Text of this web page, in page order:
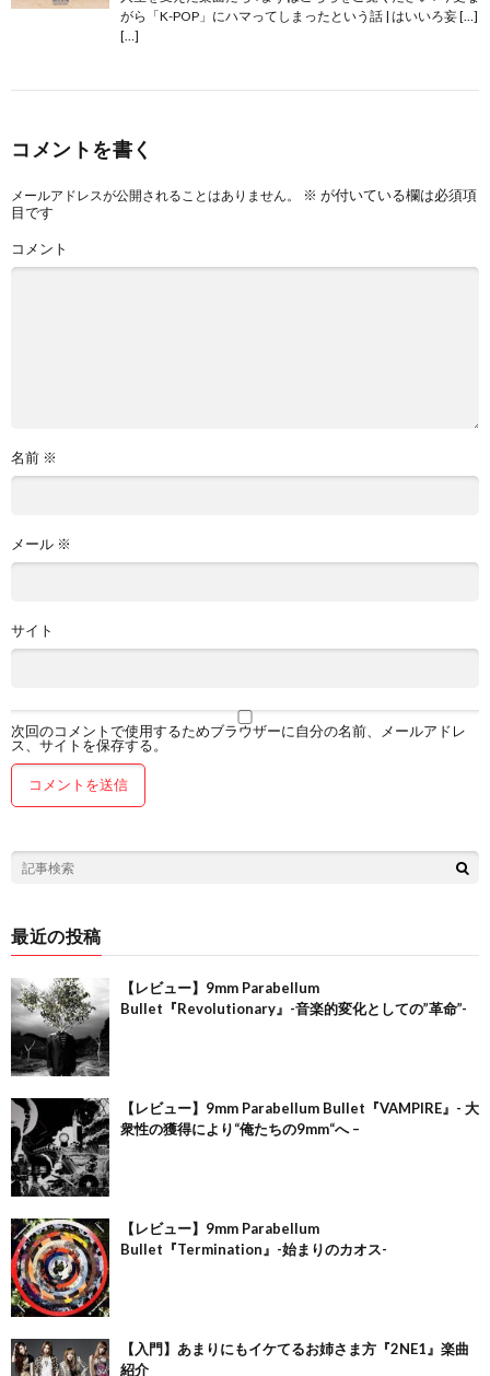
がら「K-POP」にハマってしまったという話 | はいいろ妄 […]
[…]
コメントを書く
メールアドレスが公開されることはありません。 ※ が付いている欄は必須項
目です
コメント
名前 ※
メール ※
サイト
次回のコメントで使用するためブラウザーに自分の名前、メールアドレ
ス、サイトを保存する。
最近の投稿
【レビュー】9mm Parabellum
Bullet『Revolutionary』-音楽的変化としての”革命”-
【レビュー】9mm Parabellum Bullet『VAMPIRE』- 大
衆性の獲得により“俺たちの9mm“へ –
【レビュー】9mm Parabellum
Bullet『Termination』-始まりのカオス-
【入門】あまりにもイケてるお姉さま方『2NE1』楽曲
紹介